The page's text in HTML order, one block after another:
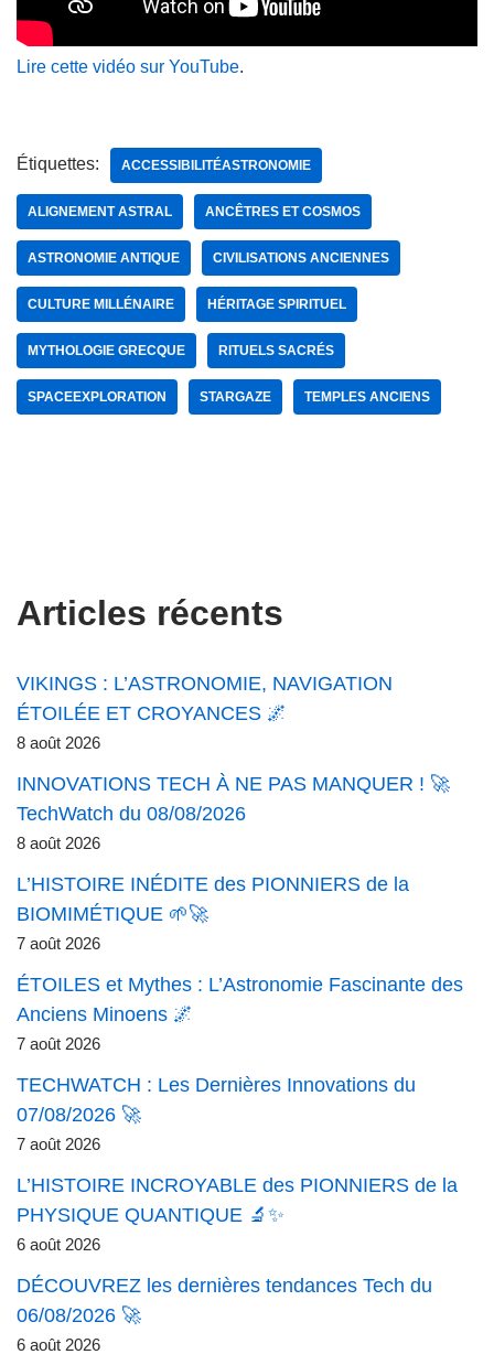
Lire cette vidéo sur YouTube.
Étiquettes: ACCESSIBILITÉASTRONOMIE
ALIGNEMENT ASTRAL ANCÊTRES ET COSMOS
ASTRONOMIE ANTIQUE CIVILISATIONS ANCIENNES
CULTURE MILLÉNAIRE HÉRITAGE SPIRITUEL
MYTHOLOGIE GRECQUE RITUELS SACRÉS
SPACEEXPLORATION STARGAZE TEMPLES ANCIENS
Articles récents
VIKINGS : L’ASTRONOMIE, NAVIGATION
ÉTOILÉE ET CROYANCES 🌌
8 août 2026
INNOVATIONS TECH À NE PAS MANQUER ! 🚀
TechWatch du 08/08/2026
8 août 2026
L’HISTOIRE INÉDITE des PIONNIERS de la
BIOMIMÉTIQUE 🌱🚀
7 août 2026
ÉTOILES et Mythes : L’Astronomie Fascinante des
Anciens Minoens 🌌
7 août 2026
TECHWATCH : Les Dernières Innovations du
07/08/2026 🚀
7 août 2026
L’HISTOIRE INCROYABLE des PIONNIERS de la
PHYSIQUE QUANTIQUE 🔬✨
6 août 2026
DÉCOUVREZ les dernières tendances Tech du
06/08/2026 🚀
6 août 2026